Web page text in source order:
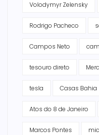
Volodymyr Zelensky
Rodrigo Pacheco
Campos Neto
tesouro direto
tesla Casas Bahia
Atos do 8 de Janeiro
Marcos Pontes